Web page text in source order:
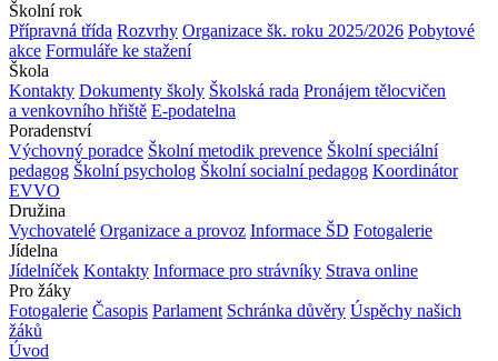
Školní rok
Přípravná třída Rozvrhy Organizace šk. roku 2025/2026 Pobytové
akce Formuláře ke stažení
Škola
Kontakty Dokumenty školy Školská rada Pronájem tělocvičen
a venkovního hřiště E-podatelna
Poradenství
Výchovný poradce Školní metodik prevence Školní speciální
pedagog Školní psycholog Školní socialní pedagog Koordinátor
EVVO
Družina
Vychovatelé Organizace a provoz Informace ŠD Fotogalerie
Jídelna
Jídelníček Kontakty Informace pro strávníky Strava online
Pro žáky
Fotogalerie Časopis Parlament Schránka důvěry Úspěchy našich
žáků
Úvod